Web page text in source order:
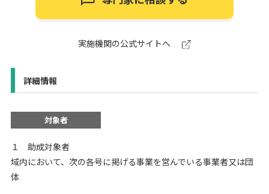
実施機関の公式サイトへ
詳細情報
対象者
１ 助成対象者
域内において、次の各号に掲げる事業を営んでいる事業者又は団
体